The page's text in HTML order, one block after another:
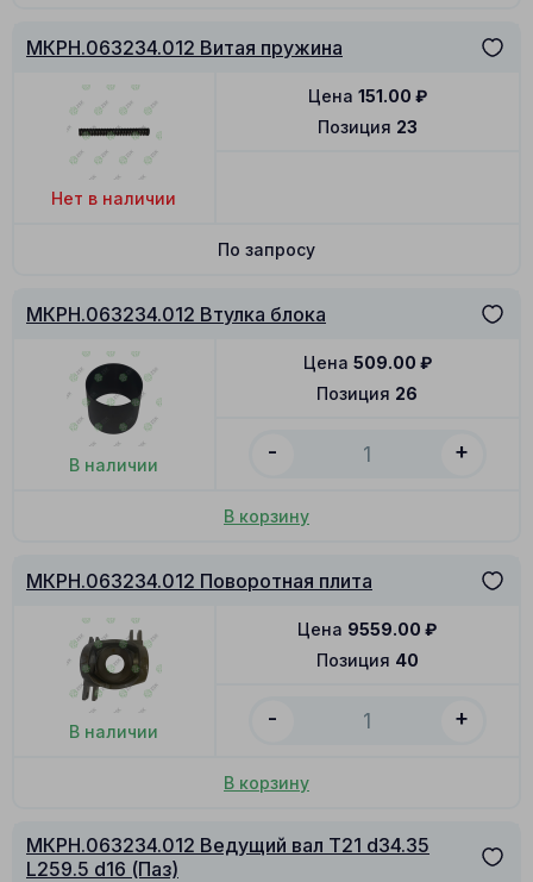
МКРН.063234.012 Витая пружина
Нет в наличии
Позиция 23
Цена 151.00 ₽
По запросу
МКРН.063234.012 Втулка блока
В наличии
Позиция 26
Цена 509.00 ₽
- +
В корзину
МКРН.063234.012 Поворотная плита
В наличии
Позиция 40
Цена 9559.00 ₽
- +
В корзину
МКРН.063234.012 Ведущий вал T21 d34.35
L259.5 d16 (Паз)